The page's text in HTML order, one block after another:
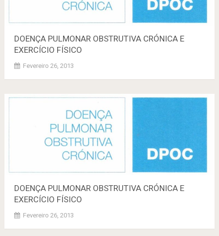
DOENÇA PULMONAR OBSTRUTIVA CRÓNICA E
EXERCÍCIO FÍSICO
Fevereiro 26, 2013
DOENÇA PULMONAR OBSTRUTIVA CRÓNICA E
EXERCÍCIO FÍSICO
Fevereiro 26, 2013